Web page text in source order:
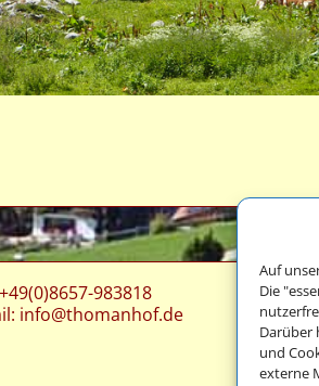
Auf
Die
Darüber
und
externe
983818
info@thomanhof.de